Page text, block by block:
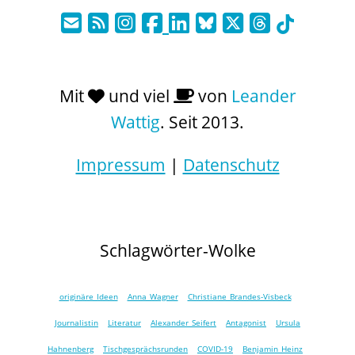
Mit und viel von Leander
Wattig. Seit 2013.
Impressum | Datenschutz
Schlagwörter-Wolke
originäre Ideen Anna Wagner Christiane Brandes-Visbeck
Journalistin Literatur Alexander Seifert Antagonist Ursula
Hahnenberg Tischgesprächsrunden COVID-19 Benjamin Heinz